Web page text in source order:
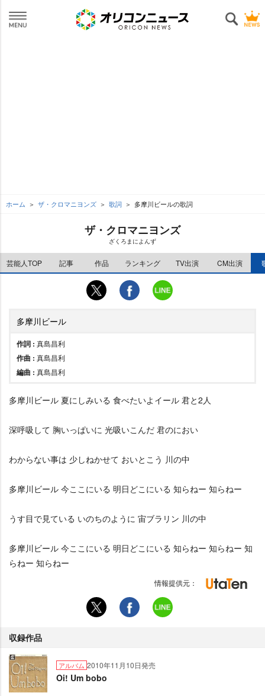
ホーム ザ・クロマニヨンズ 歌詞 多摩川ビールの歌詞
ザ・クロマニヨンズ
ざくろまによんず
芸能人TOP 記事 作品 ランキング TV出演 CM出演
多摩川ビール
作詞 : 真島昌利
作曲 : 真島昌利
編曲 : 真島昌利
多摩川ビール 夏にしみいる 食べたいよイール 君と2人
深呼吸して 胸いっぱいに 光吸いこんだ 君のにおい
わからない事は 少しねかせて おいとこう 川の中
多摩川ビール 今ここにいる 明日どこにいる 知らねー 知らねー
うす目で見ている いのちのように 宙ブラリン 川の中
多摩川ビール 今ここにいる 明日どこにいる 知らねー 知らねー 知
らねー 知らねー
情報提供元：
収録作品
アルバム 2010年11月10日発売
Oi! Um bobo